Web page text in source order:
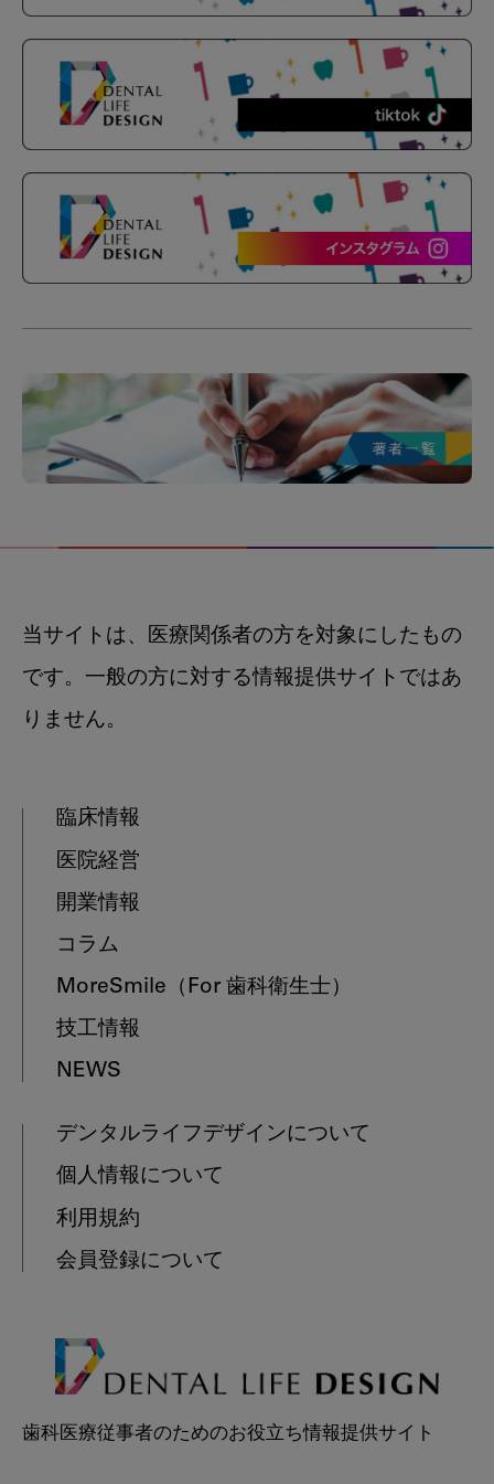
当サイトは、医療関係者の方を対象にしたもの
です。一般の方に対する情報提供サイトではあ
りません。
臨床情報
医院経営
開業情報
コラム
MoreSmile （For 歯科衛生士）
技工情報
NEWS
デンタルライフデザインについて
個人情報について
利用規約
会員登録について
歯科医療従事者のためのお役立ち情報提供サイト